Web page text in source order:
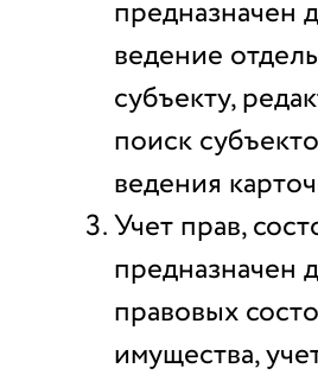
предназначен
ведение
субъекту,
поиск
ведения
Учет прав,
предназначен
правовых
имущества,